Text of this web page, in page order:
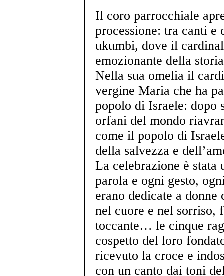
Il coro parrocchiale
processione: tra canti e
ukumbi, dove il
emozionante della
Nella sua omelia il
vergine Maria che ha
popolo di Israele: dopo
orfani del mondo
come il popolo di
della salvezza e
La celebrazione è stata
parola e ogni gesto,
erano dedicate a
nel cuore e nel sorriso,
toccante… le cinque
cospetto del loro
ricevuto la croce e
con un canto dai toni